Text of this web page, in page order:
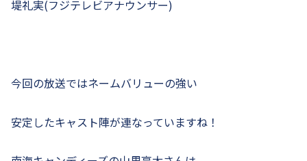
堤礼実(フジテレビアナウンサー)
今回の放送ではネームバリューの強い
安定したキャスト陣が連なっていますね！